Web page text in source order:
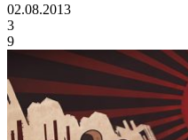
02.08.2013
3
9